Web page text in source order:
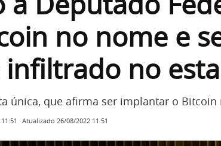
no nome e
no
única, que afirma ser implantar o Bitcoin
Atualizado 26/08/2022 11:51